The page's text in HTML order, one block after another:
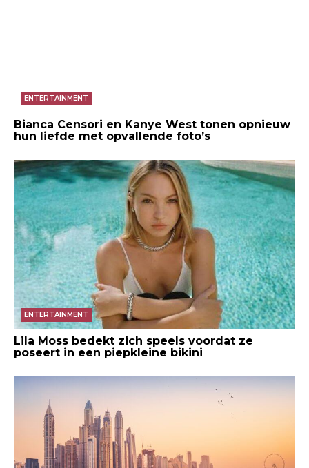
ENTERTAINMENT
Bianca Censori en Kanye West tonen opnieuw
hun liefde met opvallende foto’s
ENTERTAINMENT
Lila Moss bedekt zich speels voordat ze
poseert in een piepkleine bikini